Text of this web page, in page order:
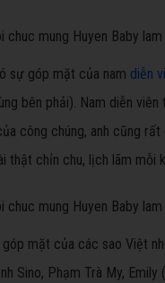
sự góp mặt của nam diễn
bên phải). Nam diễn viên
công chúng, anh cũng
thật chỉn chu, lịch lãm mỗi
mặt của các sao Việt
Sino, Phạm Trà My, Emily